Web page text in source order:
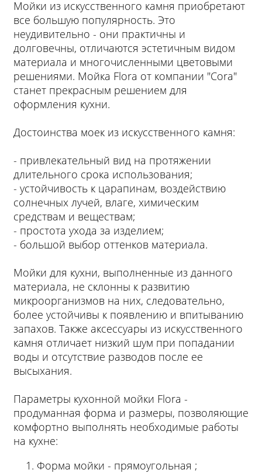
Мойки из искусственного камня приобретают
все большую популярность. Это
неудивительно - они практичны и
долговечны, отличаются эстетичным видом
материала и многочисленными цветовыми
решениями. Мойка Flora от компании "Cora"
станет прекрасным решением для
оформления кухни.
Достоинства моек из искусственного камня:
- привлекательный вид на протяжении
длительного срока использования;
- устойчивость к царапинам, воздействию
солнечных лучей, влаге, химическим
средствам и веществам;
- простота ухода за изделием;
- большой выбор оттенков материала.
Мойки для кухни, выполненные из данного
материала, не склонны к развитию
микроорганизмов на них, следовательно,
более устойчивы к появлению и впитыванию
запахов. Также аксессуары из искусственного
камня отличает низкий шум при попадании
воды и отсутствие разводов после ее
высыхания.
Параметры кухонной мойки Flora -
продуманная форма и размеры, позволяющие
комфортно выполнять необходимые работы
на кухне:
Форма мойки - прямоугольная ;